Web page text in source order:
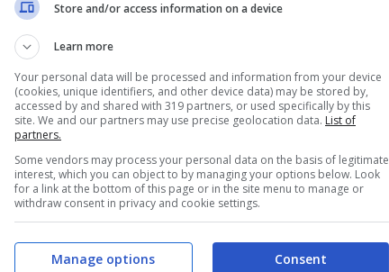
Store and/or access information on a device
Learn more
Your personal data will be processed and information from your device
(cookies, unique identifiers, and other device data) may be stored by,
accessed by and shared with 319 partners, or used specifically by this
site. We and our partners may use precise geolocation data. List of
partners.
Some vendors may process your personal data on the basis of legitimate
interest, which you can object to by managing your options below. Look
for a link at the bottom of this page or in the site menu to manage or
withdraw consent in privacy and cookie settings.
Consent
Manage options